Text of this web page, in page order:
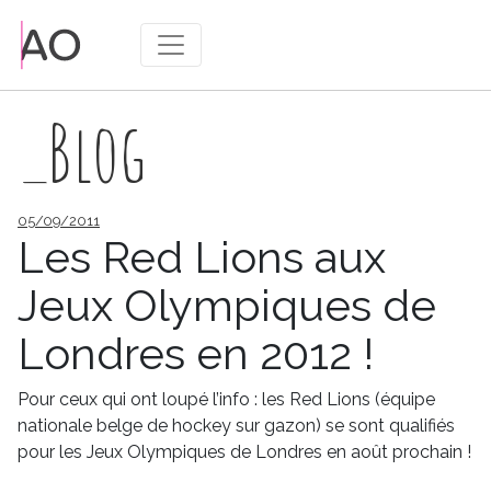
_Blog
Publié
05/09/2011
Les Red Lions aux
Jeux Olympiques de
Londres en 2012 !
Pour ceux qui ont loupé l’info : les Red Lions (équipe
nationale belge de hockey sur gazon) se sont qualifiés
pour les Jeux Olympiques de Londres en août prochain !